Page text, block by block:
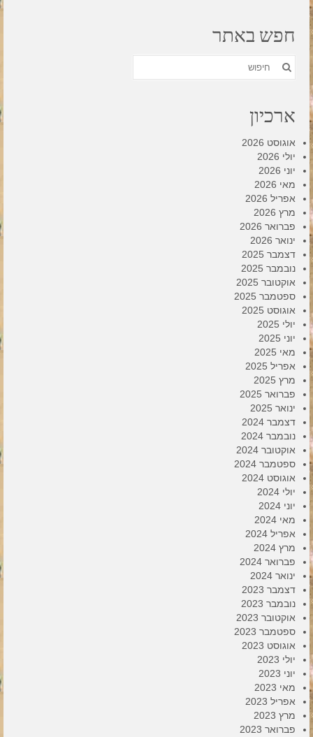
חפש באתר
חפש
את:
ארכיון
אוגוסט 2026
יולי 2026
יוני 2026
מאי 2026
אפריל 2026
מרץ 2026
פברואר 2026
ינואר 2026
דצמבר 2025
נובמבר 2025
אוקטובר 2025
ספטמבר 2025
אוגוסט 2025
יולי 2025
יוני 2025
מאי 2025
אפריל 2025
מרץ 2025
פברואר 2025
ינואר 2025
דצמבר 2024
נובמבר 2024
אוקטובר 2024
ספטמבר 2024
אוגוסט 2024
יולי 2024
יוני 2024
מאי 2024
אפריל 2024
מרץ 2024
פברואר 2024
ינואר 2024
דצמבר 2023
נובמבר 2023
אוקטובר 2023
ספטמבר 2023
אוגוסט 2023
יולי 2023
יוני 2023
מאי 2023
אפריל 2023
מרץ 2023
פברואר 2023